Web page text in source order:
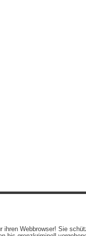
Webbrowser! Sie